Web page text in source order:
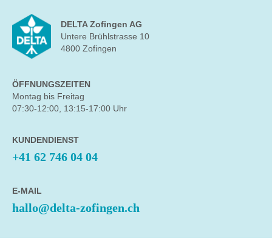
DELTA Zofingen AG
Untere Brühlstrasse 10
4800 Zofingen
ÖFFNUNGSZEITEN
Montag bis Freitag
07:30-12:00, 13:15-17:00 Uhr
KUNDENDIENST
+41 62 746 04 04
E-MAIL
hallo@delta-zofingen.ch